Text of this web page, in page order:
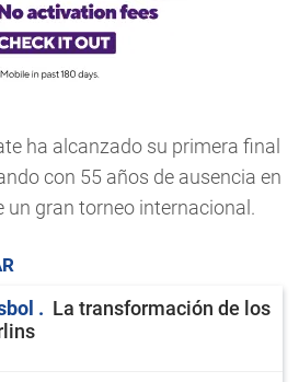
ha alcanzado su primera final
con 55 años de ausencia en
un gran torneo internacional.
La transformación de los